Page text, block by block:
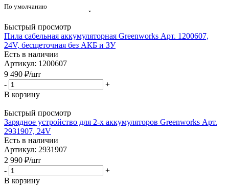
По умолчанию
Быстрый просмотр
Пила сабельная аккумуляторная Greenworks Арт. 1200607,
24V, бесщеточная без АКБ и ЗУ
Есть в наличии
Артикул: 1200607
9 490 ₽/шт
-
+
В корзину
Быстрый просмотр
Зарядное устройство для 2-х аккумуляторов Greenworks Арт.
2931907, 24V
Есть в наличии
Артикул: 2931907
2 990 ₽/шт
-
+
В корзину